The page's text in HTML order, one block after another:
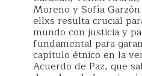
Moreno y Sofía
ellxs resulta crucial
mundo con justicia y
fundamental para
capítulo étnico en la
Acuerdo de Paz, que